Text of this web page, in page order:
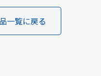
一覧に戻る